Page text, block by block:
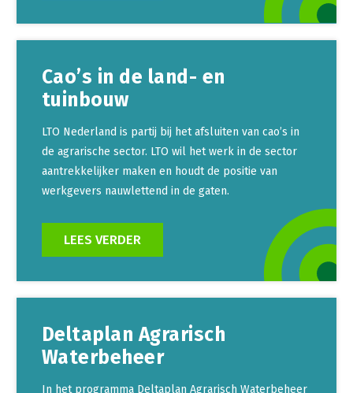
Cao’s in de land- en
tuinbouw
LTO Nederland is partij bij het afsluiten van cao’s in
de agrarische sector. LTO wil het werk in de sector
aantrekkelijker maken en houdt de positie van
werkgevers nauwlettend in de gaten.
LEES VERDER
Deltaplan Agrarisch
Waterbeheer
In het programma Deltaplan Agrarisch Waterbeheer